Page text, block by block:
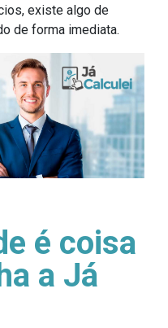
existe algo de
de forma imediata.
é coisa
a Já